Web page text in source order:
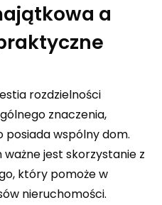
a
rozdzielności
znaczenia,
posiada wspólny dom.
jest skorzystanie z
który pomoże w
nieruchomości.